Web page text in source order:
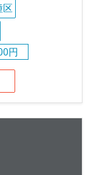
区
円